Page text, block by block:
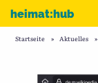
Zum Inhalt
heimat:hub
Startseite » Aktuelles »